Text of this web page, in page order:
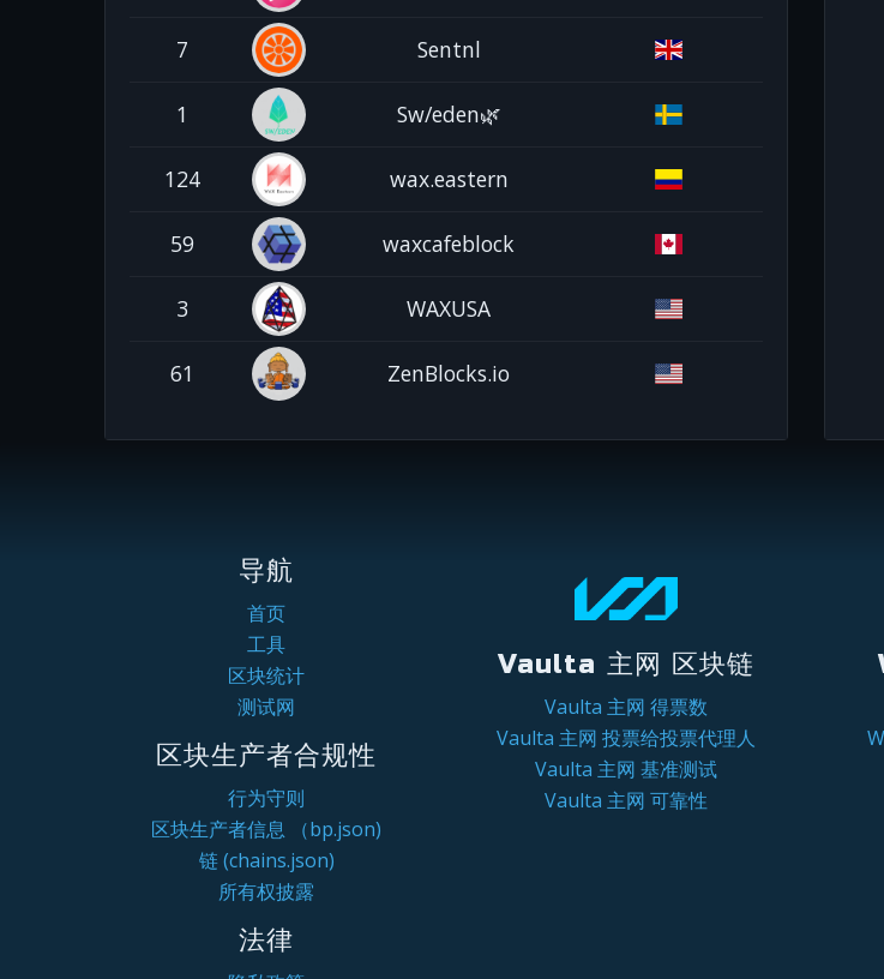
7 Sentnl
1 Sw/eden🌿
124 wax.eastern
59 waxcafeblock
3 WAXUSA
61 ZenBlocks.io
导航
首页
工具
区块统计
测试网
区块生产者合规性
行为守则
区块生产者信息 （bp.json)
链 (chains.json)
所有权披露
法律
Vaulta 主网 区块链
Vaulta 主网 得票数
Vaulta 主网 投票给投票代理人
Vaulta 主网 基准测试
Vaulta 主网 可靠性